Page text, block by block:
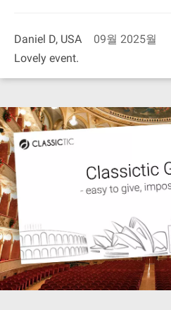
Daniel D, USA
09월 2025월
Lovely event.